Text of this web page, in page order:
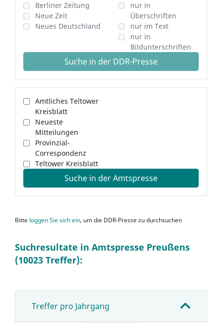
Berliner Zeitung
Neue Zeit
Neues Deutschland
nur in
Überschriften
nur im Text
nur in
Bildunterschriften
Suche in der DDR-Presse
Amtliches Teltower
Kreisblatt
Neueste
Mitteilungen
Provinzial-
Correspondenz
Teltower Kreisblatt
Suche in der Amtspresse
Bitte loggen Sie sich ein, um die DDR-Presse zu durchsuchen
Suchresultate in Amtspresse Preußens
(10023 Treffer):
Treffer pro Jahrgang